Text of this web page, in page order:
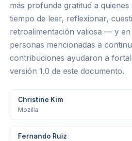
más profunda gratitud a
tiempo de leer, reflexionar,
retroalimentación valiosa — y
personas mencionadas a
contribuciones ayudaron a
versión 1.0 de este documento.
Christine Kim
Mozilla
Fernando Ruiz